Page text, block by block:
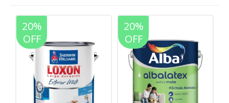
20%
OFF
20%
OFF
35%
OFF